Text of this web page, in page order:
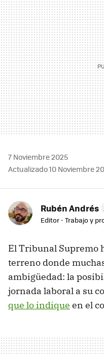
7 Noviembre 2025
Actualizado 10 Noviembre
Rubén Andrés
Editor - Trabajo y
El Tribunal Supremo
terreno donde
ambigüedad: la
jornada laboral a su
que lo indique en el